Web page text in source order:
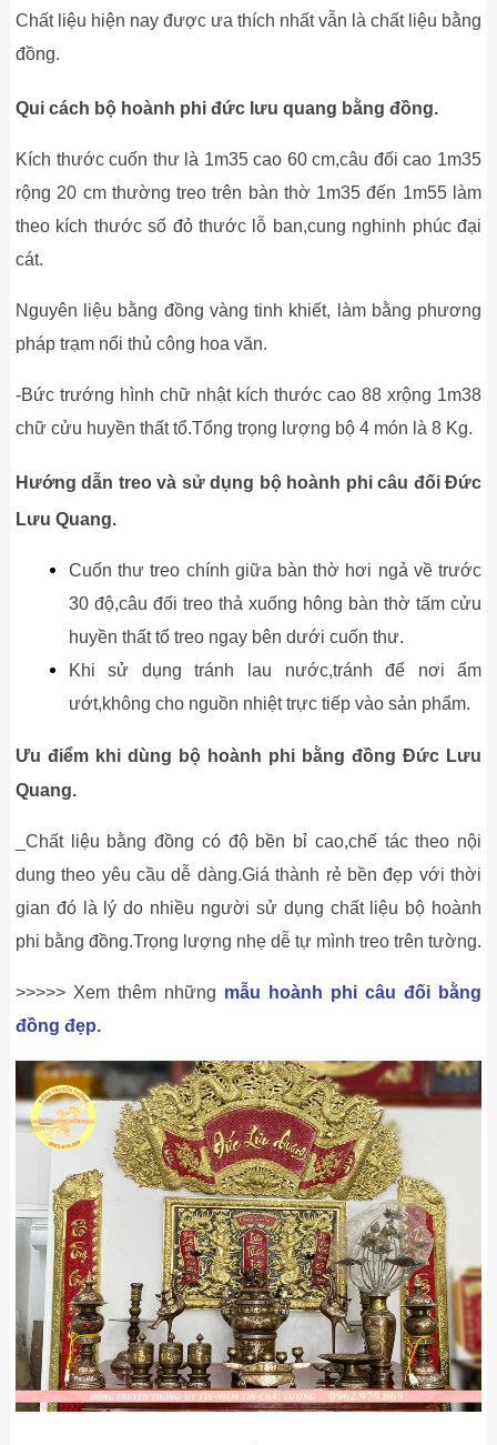
Chất liệu hiện nay được ưa thích nhất vẫn là chất liệu bằng
đồng.
Qui cách bộ hoành phi đức lưu quang bằng đồng.
Kích thước cuốn thư là 1m35 cao 60 cm,câu đối cao 1m35
rộng 20 cm thường treo trên bàn thờ 1m35 đến 1m55 làm
theo kích thước số đỏ thước lỗ ban,cung nghinh phúc đại
cát.
Nguyên liệu bằng đồng vàng tinh khiết, làm bằng phương
pháp trạm nổi thủ công hoa văn.
-Bức trướng hình chữ nhật kích thước cao 88 xrộng 1m38
chữ cửu huyền thất tổ.Tổng trọng lượng bộ 4 món là 8 Kg.
Hướng dẫn treo và sử dụng bộ hoành phi câu đối Đức
Lưu Quang.
Cuốn thư treo chính giữa bàn thờ hơi ngả về trước
30 độ,câu đối treo thả xuống hông bàn thờ tấm cửu
huyền thất tổ treo ngay bên dưới cuốn thư.
Khi sử dụng tránh lau nước,tránh để nơi ẩm
ướt,không cho nguồn nhiệt trực tiếp vào sản phẩm.
Ưu điểm khi dùng bộ hoành phi bằng đồng Đức Lưu
Quang.
_Chất liệu bằng đồng có độ bền bỉ cao,chế tác theo nội
dung theo yêu cầu dễ dàng.Giá thành rẻ bền đẹp với thời
gian đó là lý do nhiều người sử dụng chất liệu bộ hoành
phi bằng đồng.Trọng lượng nhẹ dễ tự mình treo trên tường.
>>>>> Xem thêm những mẫu hoành phi câu đối bằng
đồng đẹp.